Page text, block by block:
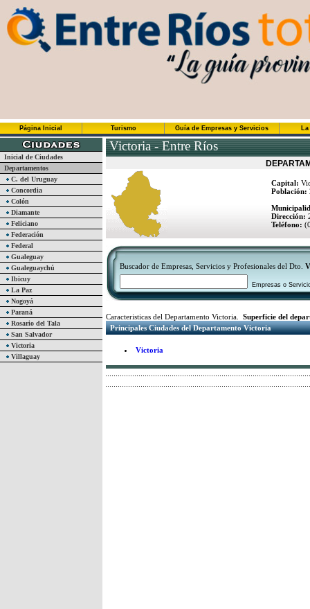
Página Inicial Turismo Guía de Empresas y Servicios
Inicial de Ciudades
Departamentos
C. del Uruguay
Concordia
Colón
Diamante
Feliciano
Federación
Federal
Gualeguay
Gualeguaychú
Ibicuy
La Paz
Nogoyá
Paraná
Rosario del Tala
San Salvador
Victoria
Villaguay
Victoria - Entre Ríos
Capital:
Población:
Dirección:
Teléfono:
Buscador de Empresas, Servicios y Profesionales del Dto.
Empresas o
Caracteristicas del Departamento Victoria.
Superficie del
Principales Ciudades del Departamento Victoria
Victoria